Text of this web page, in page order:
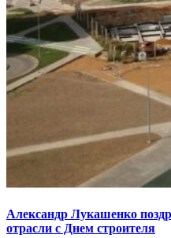
Александр Лукашенко
отрасли с Днем строителя